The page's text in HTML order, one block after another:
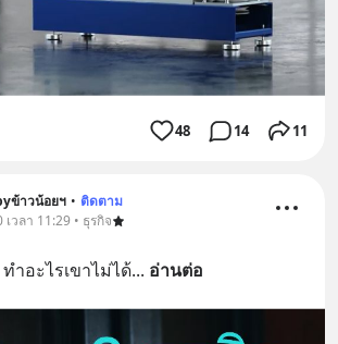
48 14 11
ข้าวน้อยฯ • ติดตาม
วลา 11:29 • ธุรกิจ
ำอะไรเขาไม่ได้... อ่านต่อ